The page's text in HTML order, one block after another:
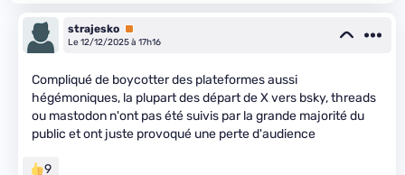
strajesko Premium
Le 12/12/2025 à 17h16
Compliqué de boycotter des plateformes aussi
hégémoniques, la plupart des départ de X vers bsky, threads
ou mastodon n'ont pas été suivis par la grande majorité du
public et ont juste provoqué une perte d'audience
9